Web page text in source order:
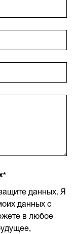
*
данных. Я
данных с
в любое